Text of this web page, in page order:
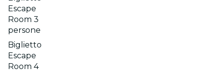
Escape
Room 3
persone
Biglietto
Escape
Room 4